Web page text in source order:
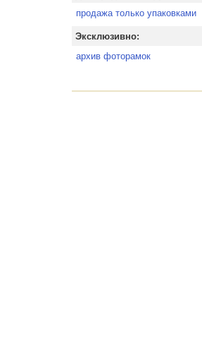
продажа только упаковками
Эксклюзивно:
архив фоторамок